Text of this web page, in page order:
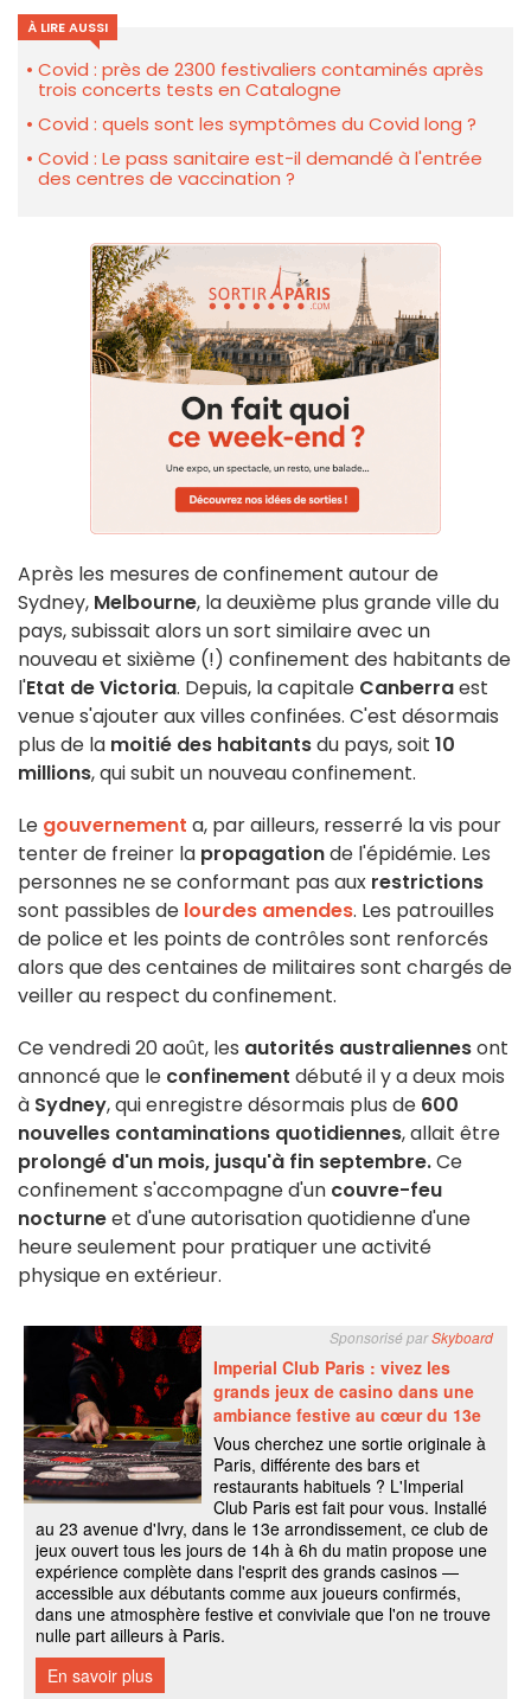
À LIRE AUSSI
Covid : près de 2300 festivaliers contaminés après
trois concerts tests en Catalogne
Covid : quels sont les symptômes du Covid long ?
Covid : Le pass sanitaire est-il demandé à l'entrée
des centres de vaccination ?
Après les mesures de confinement autour de
Sydney, Melbourne, la deuxième plus grande ville du
pays, subissait alors un sort similaire avec un
nouveau et sixième (!) confinement des habitants de
l'Etat de Victoria. Depuis, la capitale Canberraest
venue s'ajouter aux villes confinées. C'est désormais
plus de la moitié des habitantsdu pays, soit 10
millions, qui subit un nouveau confinement.
Le gouvernement a, par ailleurs, resserré la vis pour
tenter de freiner la propagationde l'épidémie. Les
personnes ne se conformant pas aux restrictions
sont passibles de lourdes amendes. Les patrouilles
de police et les points de contrôles sont renforcés
alors que des centaines de militaires sont chargés de
veiller au respect du confinement.
Ce vendredi 20 août, les autorités australiennesont
annoncé que le confinement débuté il y a deux mois
à Sydney, qui enregistre désormais plus de 600
nouvelles contaminations quotidiennes, allait être
prolongé d'un mois, jusqu'à fin septembre.Ce
confinement s'accompagne d'un couvre-feu
nocturneet d'une autorisation quotidienne d'une
heure seulement pour pratiquer une activité
physique en extérieur.